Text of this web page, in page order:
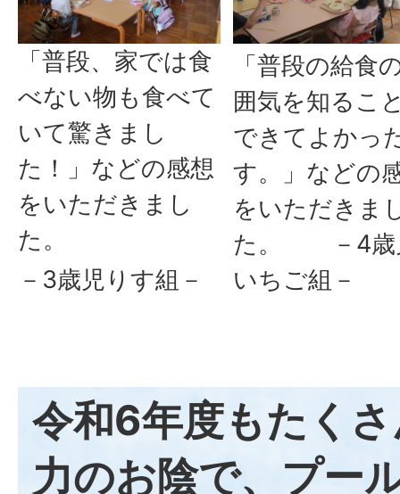
「普段、家では食
べない物も食べて
いて驚きまし
た！」などの感想
をいただきまし
た。
－3歳児りす組－
「普段の給食
囲気を知るこ
できてよかっ
す。」などの
をいただきま
た。 －4歳
いちご組－
令和6年度もたく
力のお陰で、プー